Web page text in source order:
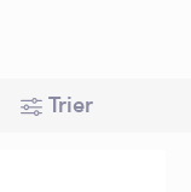
Trier